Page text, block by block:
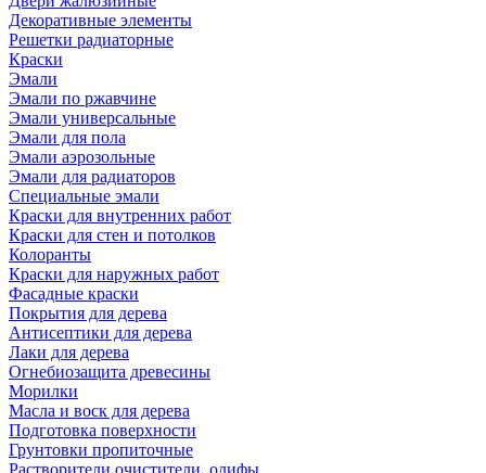
Декоративные элементы
Решетки радиаторные
Краски
Эмали
Эмали по ржавчине
Эмали универсальные
Эмали для пола
Эмали аэрозольные
Эмали для радиаторов
Специальные эмали
Краски для внутренних работ
Краски для стен и потолков
Колоранты
Краски для наружных работ
Фасадные краски
Покрытия для дерева
Антисептики для дерева
Лаки для дерева
Огнебиозащита древесины
Морилки
Масла и воск для дерева
Подготовка поверхности
Грунтовки пропиточные
Растворители,очистители, олифы